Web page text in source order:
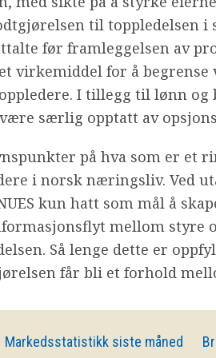
til toppledelsen i
før framleggelsen av
virkemiddel for å begrense
I tillegg til lønn og
særlig opptatt av
på hva som er et
i norsk næringsliv. Ved
kun hatt som mål å
mellom styre
Så lenge dette er
får bli et forhold
Markedsstatistikk siste måned